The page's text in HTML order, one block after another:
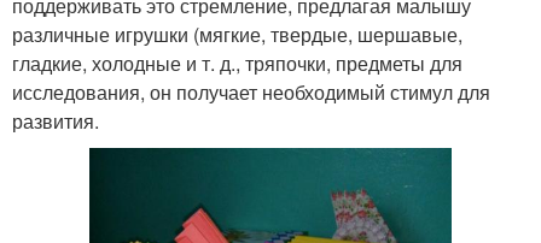
поддерживать это стремление, предлагая малышу
различные игрушки (мягкие, твердые, шершавые,
гладкие, холодные и т. д., тряпочки, предметы для
исследования, он получает необходимый стимул для
развития.